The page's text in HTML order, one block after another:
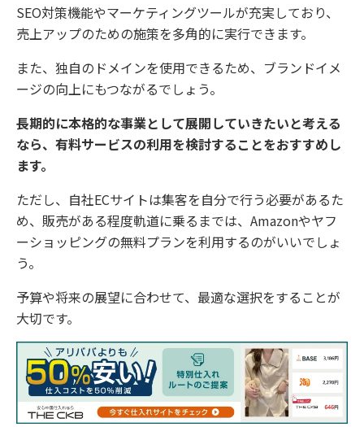
SEO対策機能やマーケティングツールが充実しており、
売上アップのための施策を多角的に実行できます。
また、独自のドメインを使用できるため、ブランドイメ
ージの向上にもつながるでしょう。
長期的に本格的な事業として展開していきたいと考える
なら、有料サービスの利用を検討することをおすすめし
ます。
ただし、自社ECサイトは集客を自分で行う必要があるた
め、販売がある程度軌道に乗るまでは、Amazonやヤフ
ーショッピングの無料プランを利用するのがいいでしょ
う。
予算や将来の展望に合わせて、最適な選択をすることが
大切です。